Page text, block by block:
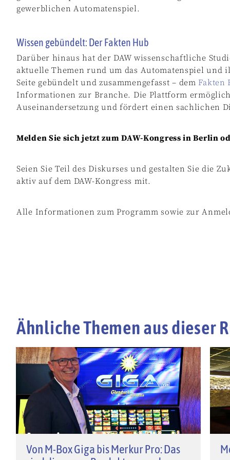
gewerblichen Automatenspiel.
Wissen gebündelt: Der Fakten Hub
Darüber hinaus hat der DAW wissenschaftliche
aktuelle Themen rund um das Automatenspiel und
Seite gebündelt und zusammengefasst – dem Fakten
Informationen zur Branche. Die Plattform
Auseinandersetzung und fördert einen sachlichen
Melden Sie sich jetzt zum DAW-Kongress in Berlin
Seien Sie Teil des Diskurses und gestalten Sie die
aktiv auf dem DAW-Kongress mit.
Alle Informationen zum Programm sowie zur
Ähnliche Themen aus dieser
Von M-Box Giga bis Merkur Pro: Das